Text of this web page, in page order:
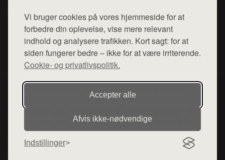
Vi bruger cookies på vores hjemmeside for at
forbedre din oplevelse, vise mere relevant
indhold og analysere trafikken. Kort sagt: for at
siden fungerer bedre – ikke for at være irriterende.
Cookie- og privatlivspolitik.
Accepter alle
Afvis ikke‑nødvendige
Indstillinger
Top Rabatter
Blog
Kontakt
Mail: hej@want.dk
Cookie- og privatlivspolitik
Denne side er en del af want.dk, der udgiver en række
hjemmesider med præsentation af forskellige produkter fra
diverse webshops. Der sælges ikke varer fra denne side - vi
varerne på lager.